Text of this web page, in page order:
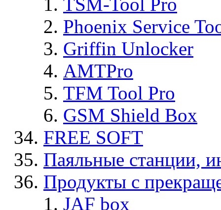
Phoenix Service
Griffin Unlocker
AMTPro
TFM Tool Pro
GSM Shield Box
FREE SOFT
Паяльные станции,
Продукты с
JAF box